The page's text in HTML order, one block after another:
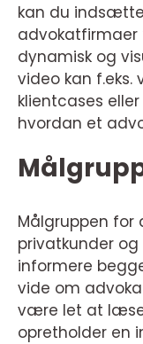
kan du
dynamisk og
video kan f.eks.
klientcases
hvordan et
Målgruppen for
privatkunder og
informere
vide om
være let at
opretholder en